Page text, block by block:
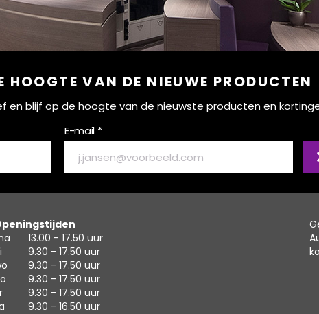
HOOGTE VAN DE NIEUWE PRODUCTEN
en blijf op de hoogte van de nieuwste producten en
E-mail *
13.00 - 17.50 uur
9.30 - 17.50 uur
9.30 - 17.50 uur
9.30 - 17.50 uur
9.30 - 17.50 uur
9.30 - 16.50 uur